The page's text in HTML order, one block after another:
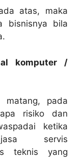
atas, maka
bisnisnya bila
komputer /
matang, pada
risiko dan
ketika
servis
teknis yang